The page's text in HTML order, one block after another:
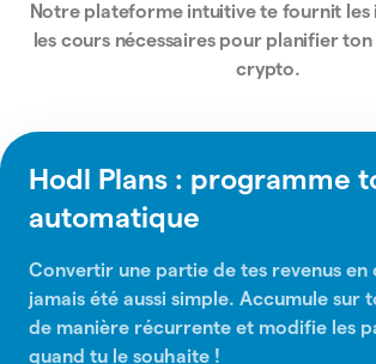
Notre plateforme intuitive te fournit
les cours nécessaires pour planifier
crypto.
Hodl Plans : programme
automatique
Convertir une partie de tes revenus en
jamais été aussi simple. Accumule sur
de manière récurrente et modifie les
quand tu le souhaite !